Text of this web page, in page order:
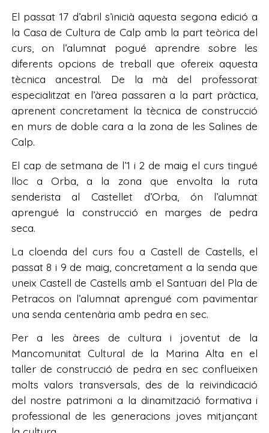
El passat 17 d’abril s’inicià aquesta segona edició a
la Casa de Cultura de Calp amb la part teòrica del
curs, on l’alumnat pogué aprendre sobre les
diferents opcions de treball que ofereix aquesta
tècnica ancestral. De la mà del professorat
especialitzat en l’àrea passaren a la part pràctica,
aprenent concretament la tècnica de construcció
en murs de doble cara a la zona de les Salines de
Calp.
El cap de setmana de l’1 i 2 de maig el curs tingué
lloc a Orba, a la zona que envolta la ruta
senderista al Castellet d’Orba, ón l’alumnat
aprengué la construcció en marges de pedra
seca.
La cloenda del curs fou a Castell de Castells, el
passat 8 i 9 de maig, concretament a la senda que
uneix Castell de Castells amb el Santuari del Pla de
Petracos on l’alumnat aprengué com pavimentar
una senda centenària amb pedra en sec.
Per a les àrees de cultura i joventut de la
Mancomunitat Cultural de la Marina Alta en el
taller de construcció de pedra en sec conflueixen
molts valors transversals, des de la reivindicació
del nostre patrimoni a la dinamització formativa i
professional de les generacions joves mitjançant